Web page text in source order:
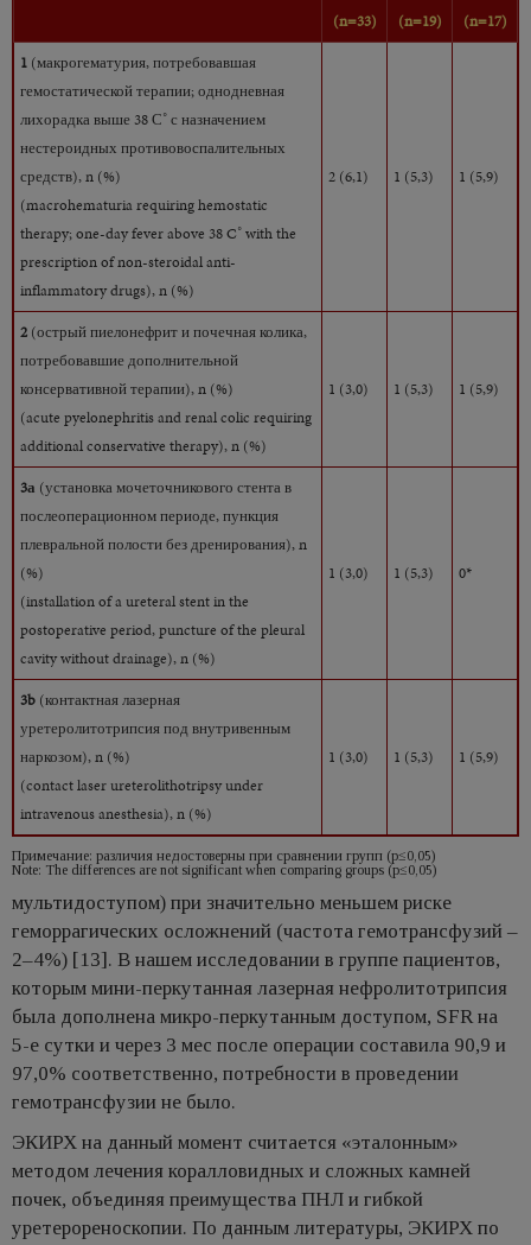
(n=33)
(n=19)
(n=17)
1 (макрогематурия, потребовавшая
гемостатической терапии; однодневная
лихорадка выше 38 С˚ с назначением
нестероидных противовоспалительных
средств), n (%)
(macrohematuria requiring hemostatic
therapy; one-day fever above 38 C˚ with the
prescription of non-steroidal anti-
inflammatory drugs), n (%)
2 (6,1) 1 (5,3) 1 (5,9)
2 (острый пиелонефрит и почечная колика,
потребовавшие дополнительной
консервативной терапии), n (%)
(acute pyelonephritis and renal colic requiring
additional conservative therapy), n (%)
1 (3,0) 1 (5,3) 1 (5,9)
3а (установка мочеточникового стента в
послеоперационном периоде, пункция
плевральной полости без дренирования), n
(%)
(installation of a ureteral stent in the
postoperative period, puncture of the pleural
cavity without drainage), n (%)
1 (3,0) 1 (5,3) 0*
3b (контактная лазерная
уретеролитотрипсия под внутривенным
наркозом), n (%)
(contact laser ureterolithotripsy under
intravenous anesthesia), n (%)
1 (3,0) 1 (5,3) 1 (5,9)
Примечание: различия недостоверны при сравнении групп (р≤0,05)
Note: The differences are not significant when comparing groups (p≤0,05)
мультидоступом) при значительно меньшем риске
геморрагических осложнений (частота гемотрансфузий –
2–4%) [13]. В нашем исследовании в группе пациентов,
которым мини-перкутанная лазерная нефролитотрипсия
была дополнена микро-перкутанным доступом, SFR на
5-е сутки и через 3 мес после операции составила 90,9 и
97,0% соответственно, потребности в проведении
гемотрансфузии не было.
ЭКИРХ на данный момент считается «эталонным»
методом лечения коралловидных и сложных камней
почек, объединяя преимущества ПНЛ и гибкой
уретерореноскопии. По данным литературы, ЭКИРХ по